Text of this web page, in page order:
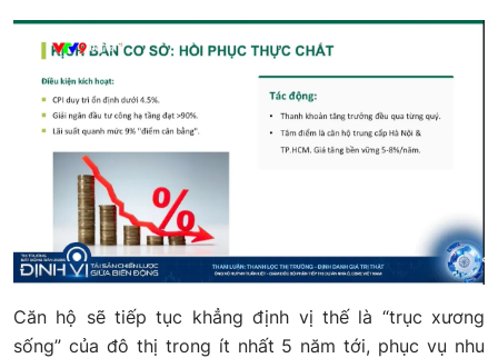
Căn hộ sẽ tiếp tục khẳng định vị thế là “trục xương
sống” của đô thị trong ít nhất 5 năm tới, phục vụ nhu